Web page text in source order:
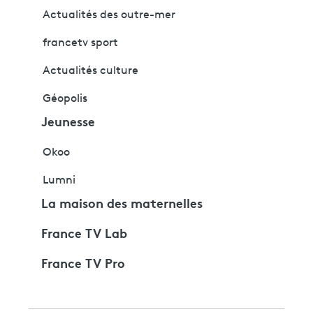
Actualités des outre-mer
francetv sport
Actualités culture
Géopolis
Jeunesse
Okoo
Lumni
La maison des maternelles
France TV Lab
France TV Pro